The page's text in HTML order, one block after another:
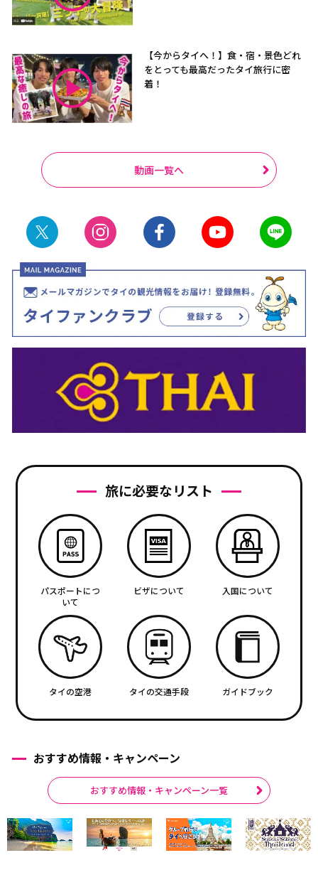
【今からタイへ！】食・宿・景色どれ
をとっても最高だったタイ旅行に密
着！
動画一覧へ
旅に必要なリスト
パスポートにつ
いて
ビザについて 入国について
タイの空港 タイの交通手段 ガイドブック
おすすめ情報・キャンペーン
おすすめ情報・キャンペーン一覧